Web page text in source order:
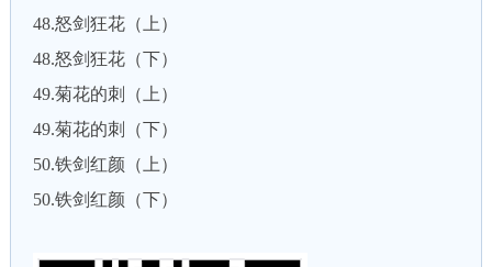
48.怒剑狂花（上）
48.怒剑狂花（下）
49.菊花的刺（上）
49.菊花的刺（下）
50.铁剑红颜（上）
50.铁剑红颜（下）